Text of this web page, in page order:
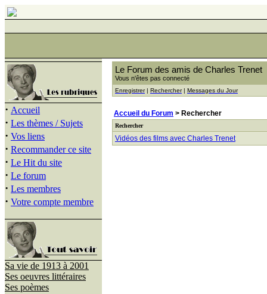
· Accueil
· Les thèmes / Sujets
· Vos liens
· Recommander ce site
· Le Hit du site
· Le forum
· Les membres
· Votre compte membre
Sa vie de 1913 à 2001
Ses oeuvres littéraires
Ses poèmes
Le Forum des amis de Charles Trenet
Vous n'êtes pas connecté
Enregistrer| Rechercher| Messages du Jour
Accueil du Forum > Rechercher
Rechercher
Vidéos des films avec Charles Trenet